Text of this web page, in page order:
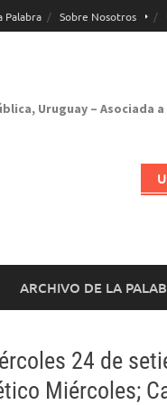
Palabra Sobre Nosotros
Uruguay –
ARCHIVO DE LA
24 de
Miércoles;